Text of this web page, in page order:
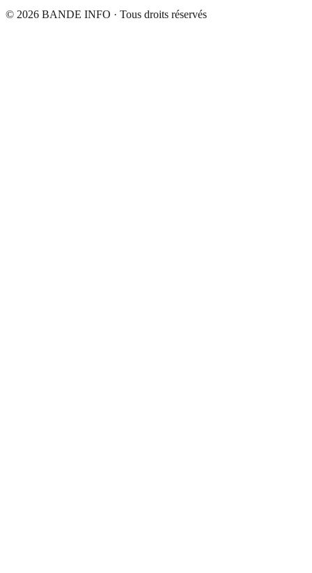
© 2026 BANDE INFO · Tous droits réservés